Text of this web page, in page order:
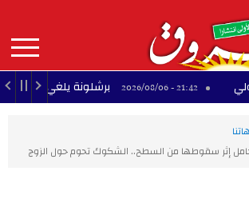
contenu
principal
MAIN
NAVIGATION 21:42 - 2026/08/06 برشلونة يلغي مباراته الودية
حامل إثر سقوطها من السطح.. الشكوك تحوم حول الزوج